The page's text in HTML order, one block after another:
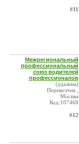
#11
Межрегиональный
профессиональный
союз водителей
профессионалов
(удалена)
Перевозчик ,
Москва
Код:107468
#12